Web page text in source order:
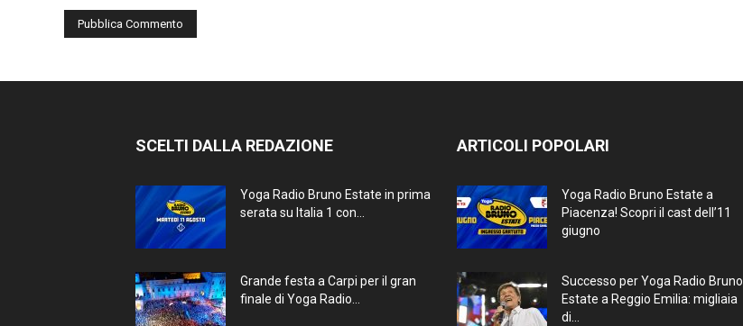
SCELTI DALLA REDAZIONE
Yoga Radio Bruno Estate in prima
serata su Italia 1 con...
Grande festa a Carpi per il gran
finale di Yoga Radio...
ARTICOLI POPOLARI
Yoga Radio Bruno Estate a
Piacenza! Scopri il cast dell’11
giugno
Successo per Yoga Radio Bruno
Estate a Reggio Emilia: migliaia
di...